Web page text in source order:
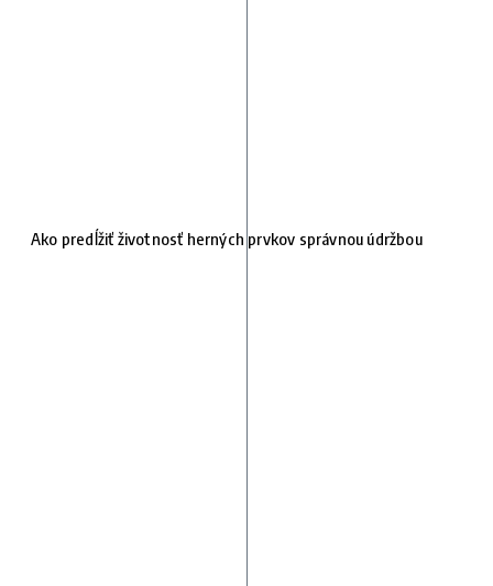
Ako predĺžiť životnosť herných prvkov správnou údržbou